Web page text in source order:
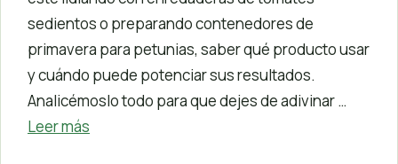
sedientos o preparando contenedores de
primavera para petunias, saber qué producto usar
y cuándo puede potenciar sus resultados.
Analicémoslo todo para que dejes de adivinar …
Leer más